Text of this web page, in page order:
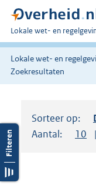
U
bent
hier:
Lokale wet- en
Lokale wet- en
Zoekresultaten
Sorteer op:
Aantal:
Toon
10